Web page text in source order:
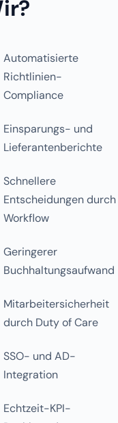
Automatisierte
Richtlinien-
Compliance
Einsparungs- und
Lieferantenberichte
Schnellere
Entscheidungen durch
Workflow
Geringerer
Buchhaltungsaufwand
Mitarbeitersicherheit
durch Duty of Care
SSO- und AD-
Integration
Echtzeit-KPI-